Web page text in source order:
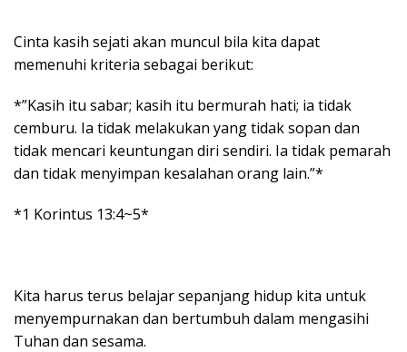
Cinta kasih sejati akan muncul bila kita dapat
memenuhi kriteria sebagai berikut:
*”Kasih itu sabar; kasih itu bermurah hati; ia tidak
cemburu. Ia tidak melakukan yang tidak sopan dan
tidak mencari keuntungan diri sendiri. Ia tidak pemarah
dan tidak menyimpan kesalahan orang lain.”*
*1 Korintus 13:4~5*
Kita harus terus belajar sepanjang hidup kita untuk
menyempurnakan dan bertumbuh dalam mengasihi
Tuhan dan sesama.